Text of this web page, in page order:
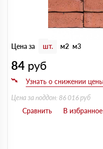
Цена за шт. м2 м3
84 руб
Цена за поддон: 86 016 руб